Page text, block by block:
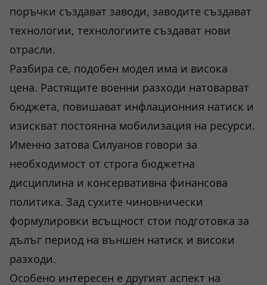
поръчки създават заводи, заводите създават
технологии, технологиите създават нови
отрасли.
Разбира се, подобен модел има и висока
цена. Растящите военни разходи натоварват
бюджета, повишават инфлационния натиск и
изискват постоянна мобилизация на ресурси.
Именно затова Силуанов говори за
необходимост от строга бюджетна
дисциплина и консервативна финансова
политика. Зад сухите чиновнически
формулировки всъщност стои подготовка за
дълъг период на външен натиск и високи
разходи.
Особено интересен е другият аспект на